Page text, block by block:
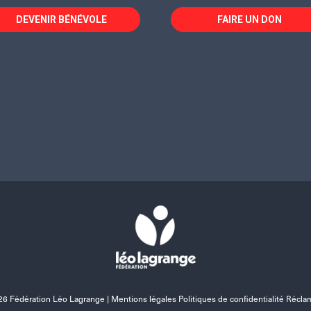
DEVENIR BÉNÉVOLE FAIRE UN DON
Fédération Léo Lagrange | Mentions légales Politiques de confidentialité